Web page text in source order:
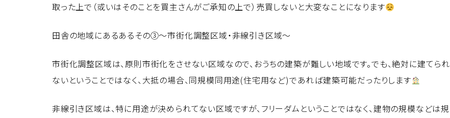
取った上で（或いはそのことを買主さんがご承知の上で）売買しないと大変なことになります
田舎の地域にあるあるその③～市街化調整区域・非線引き区域～
市街化調整区域は、原則市街化をさせない区域なので、おうちの建築が難しい地域です。でも、絶対に建てられ
ないということではなく、大抵の場合、同規模同用途(住宅用など)であれば建築可能だったりします
非線引き区域は、特に用途が決められてない区域ですが、フリーダムということではなく、建物の規模などは規